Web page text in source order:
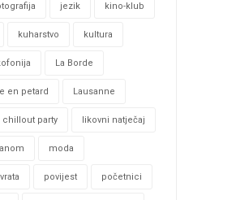
jezik kino-klub
kuharstvo kultura
La Borde
en petard Lausanne
chillout party likovni natječaj
moda
povijest početnici